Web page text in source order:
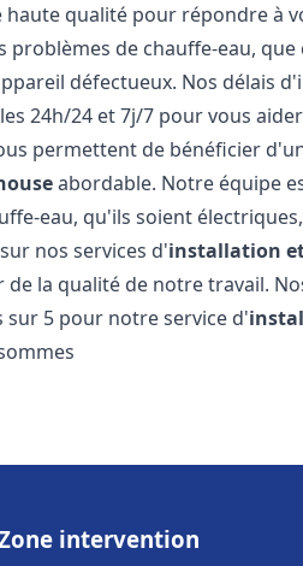
haute qualité pour répondre à
problèmes de chauffe-eau,
défectueux. Nos délais
24h/24 et 7j/7 pour vous
permettent de bénéficier
abordable. Notre équipe
eau, qu'ils soient
nos services d'installation
de la qualité de notre travail.
sur 5 pour notre service d'
intervention